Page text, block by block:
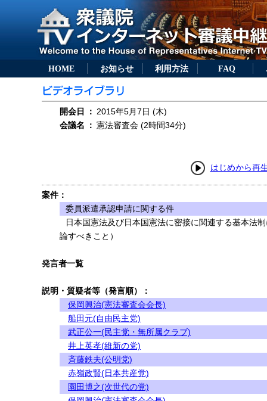
HOME お知らせ 利用方法 FAQ
開会日 ： 2015年5月7日 (木)
会議名
： 憲法審査会 (2時間34分)
はじめから再
案件：
委員派遣承認申請に関する件
日本国憲法及び日本国憲法に密接に関連する基本法
論すべきこと）
発言者一覧
説明・質疑者等（発言順）：
保岡興治(憲法審査会会長)
船田元(自由民主党)
武正公一(民主党・無所属クラブ)
井上英孝(維新の党)
斉藤鉄夫(公明党)
赤嶺政賢(日本共産党)
園田博之(次世代の党)